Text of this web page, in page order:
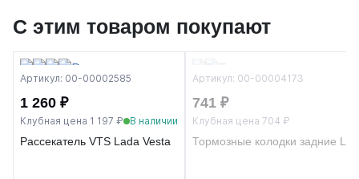
С этим товаром покупают
Артикул: 00-00002585
1 260 ₽
Клубная цена 1 197 ₽ В наличии
Рассекатель VTS Lada Vesta
Артикул: 00-00004173
741 ₽
Клубная цена 704 ₽
Тормозные колодки задние